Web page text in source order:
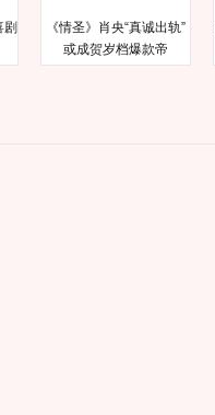
剧
《情圣》肖央“真诚出轨”
或成贺岁档爆款帝